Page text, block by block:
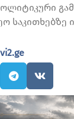
საკითხებზე